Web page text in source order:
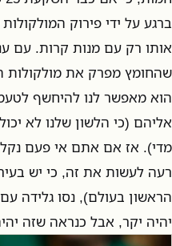
ברגע על ידי פירוק
אותו רק עם מנות קרות. עם
שהחומץ מפרק את מולקולות
הוא מאפשר לנו להיחשף
אליהם (כי הלשון שלנו לא
מדי). אז אם אתם אי פעם
רעה לעשות את זה, כי יש
הראשון בעולם), נסו גלידה
יהיה יקר, אבל כנראה שזה